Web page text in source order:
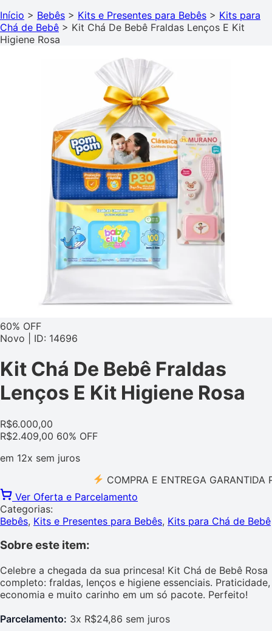
Início > Bebês > Kits e Presentes para Bebês > Kits para
Chá de Bebê > Kit Chá De Bebê Fraldas Lenços E Kit
Higiene Rosa
60% OFF
Novo | ID: 14696
Kit Chá De Bebê Fraldas
Lenços E Kit Higiene Rosa
R$6.000,00
R$2.409,00 60% OFF
em 12x sem juros
COMPRA E ENTREGA GARANTIDA PELO
Ver Oferta e Parcelamento
Categorias:
Bebês, Kits e Presentes para Bebês, Kits para Chá de Bebê
Sobre este item:
Celebre a chegada da sua princesa! Kit Chá de Bebê Rosa
completo: fraldas, lenços e higiene essenciais. Praticidade,
economia e muito carinho em um só pacote. Perfeito!
Parcelamento: 3x R$24,86 sem juros